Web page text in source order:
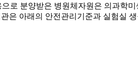
로 분양받은 병원체자원은 의과학
은 아래의 안전관리기준과 실험실